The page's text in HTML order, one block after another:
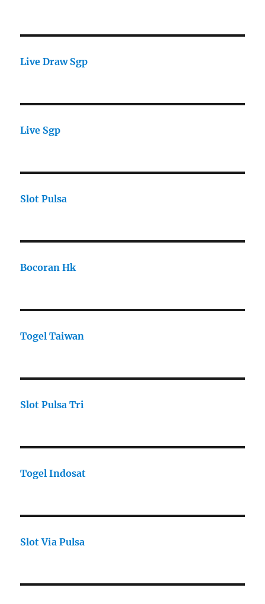
Live Draw Sgp
Live Sgp
Slot Pulsa
Bocoran Hk
Togel Taiwan
Slot Pulsa Tri
Togel Indosat
Slot Via Pulsa